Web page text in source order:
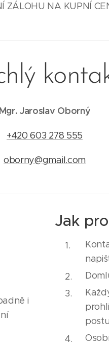
ZÁLOHU NA KUPNÍ
Mgr. Jaroslav Oborný
+420 603 278 555
oborny@gmail.com
i
Jak